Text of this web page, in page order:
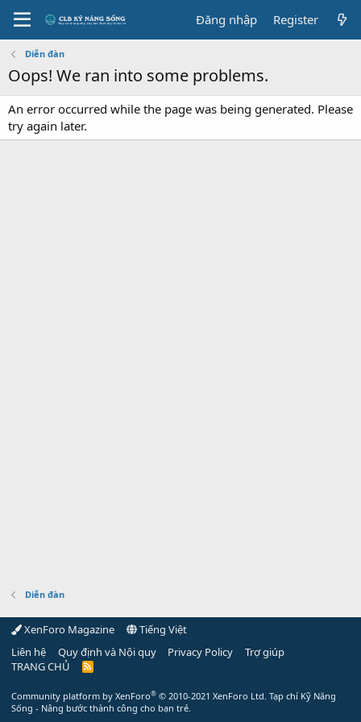
Đăng nhập Register
Diễn đàn
Oops! We ran into some problems.
An error occurred while the page was being generated. Please
try again later.
Diễn đàn
XenForo Magazine
Tiếng Việt
Liên hệ
Quy định và Nội quy Privacy Policy
Trợ giúp
TRANG CHỦ
R
Community platform by XenForo® © 2010-2021 XenForo Ltd. Tạp chí Kỹ Năng
Sống - Nâng bước thành công cho bạn trẻ.